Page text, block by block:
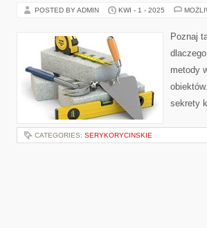
POSTED BY ADMIN KWI - 1 - 2025
Poznaj
metody
sekrety
CATEGORIES: SERYKORYCINSKIE